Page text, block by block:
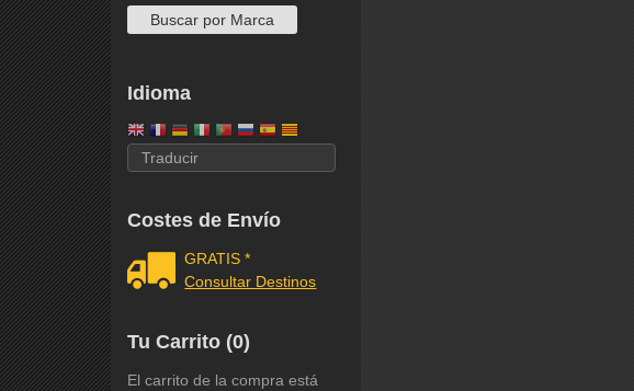
Idioma
Costes de Envío
GRATIS *
Consultar Destinos
Tu Carrito (0)
El carrito de la compra está